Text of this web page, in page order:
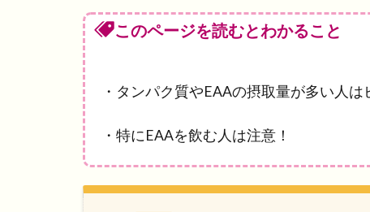
このページを読むとわかること
・タンパク質やEAAの摂取量が多い人は
・特にEAAを飲む人は注意！